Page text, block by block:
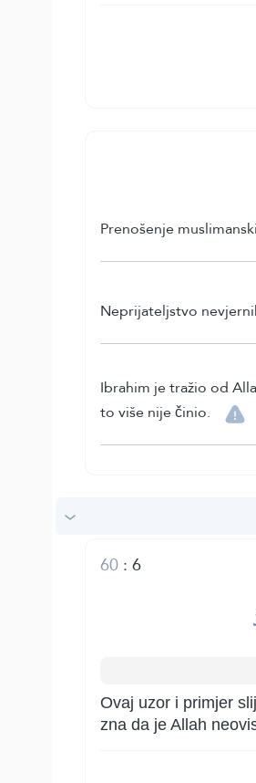
Prenošenje
Neprijateljstvo
Ibrahim je tražio od
to više nije činio.
6
:
60
Ovaj uzor i primjer
zna da je Allah